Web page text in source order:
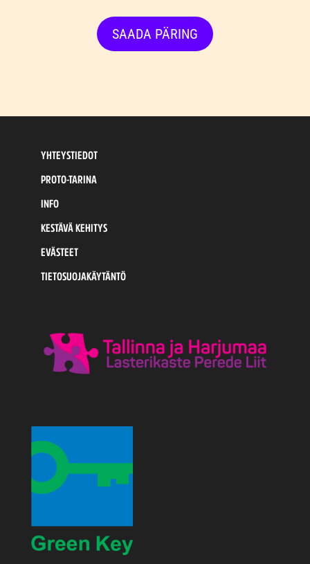
SAADA PÄRING
YHTEYSTIEDOT
PROTO-TARINA
INFO
KESTÄVÄ KEHITYS
EVÄSTEET
TIETOSUOJAKÄYTÄNTÖ